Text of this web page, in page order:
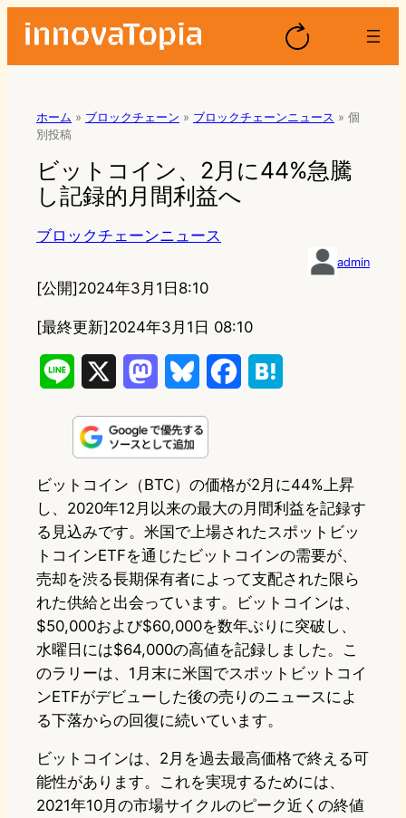
ホーム » ブロックチェーン » ブロックチェーンニュース » 個
別投稿
ビットコイン、2月に44%急騰
し記録的月間利益へ
ブロックチェーンニュース
admin
[公開]2024年3月1日8:10
[最終更新]2024年3月1日 08:10
n
s
t
o
d
o
n
u
s
k
y
b
o
o
k
n
a
ビットコイン（BTC）の価格が2月に44%上昇
し、2020年12月以来の最大の月間利益を記録す
る見込みです。米国で上場されたスポットビッ
トコインETFを通じたビットコインの需要が、
売却を渋る長期保有者によって支配された限ら
れた供給と出会っています。ビットコインは、
$50,000および$60,000を数年ぶりに突破し、
水曜日には$64,000の高値を記録しました。こ
のラリーは、1月末に米国でスポットビットコイ
ンETFがデビューした後の売りのニュースによ
る下落からの回復に続いています。
ビットコインは、2月を過去最高価格で終える可
能性があります。これを実現するためには、
2021年10月の市場サイクルのピーク近くの終値